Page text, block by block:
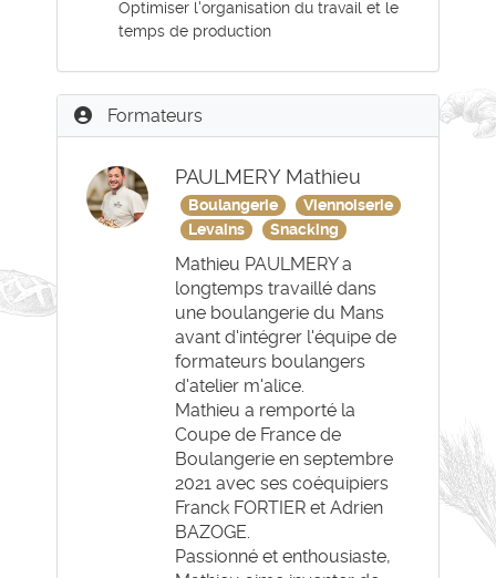
Optimiser l'organisation du travail et le
temps de production
Formateurs
PAULMERY Mathieu
Boulangerie
Viennoiserie
Levains
Snacking
Mathieu PAULMERY a
longtemps travaillé dans
une boulangerie du Mans
avant d'intégrer l'équipe de
formateurs boulangers
d'atelier m'alice.
Mathieu a remporté la
Coupe de France de
Boulangerie en septembre
2021 avec ses coéquipiers
Franck FORTIER et Adrien
BAZOGE.
Passionné et enthousiaste,